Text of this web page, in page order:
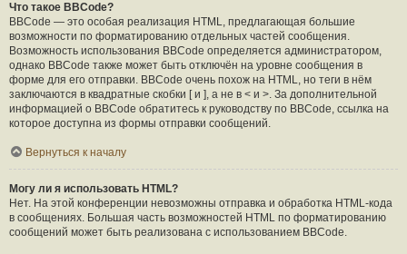
Что такое BBCode?
BBCode — это особая реализация HTML, предлагающая большие
возможности по форматированию отдельных частей сообщения.
Возможность использования BBCode определяется администратором,
однако BBCode также может быть отключён на уровне сообщения в
форме для его отправки. BBCode очень похож на HTML, но теги в нём
заключаются в квадратные скобки [ и ], а не в < и >. За дополнительной
информацией о BBCode обратитесь к руководству по BBCode, ссылка на
которое доступна из формы отправки сообщений.
Вернуться к началу
Могу ли я использовать HTML?
Нет. На этой конференции невозможны отправка и обработка HTML-кода
в сообщениях. Большая часть возможностей HTML по форматированию
сообщений может быть реализована с использованием BBCode.